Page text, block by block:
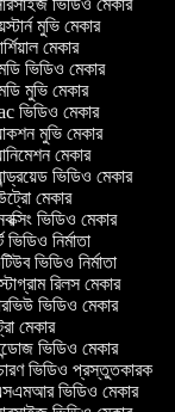
ভিডিও মেকার
মুভি মেকার
মেকার
ভিডিও মেকার
মুভি মেকার
ভিডিও মেকার
মুভি মেকার
মেকার
ভিডিও মেকার
মেকার
ভিডিও মেকার
নির্মাতা
ভিডিও নির্মাতা
রিলস মেকার
ভিডিও মেকার
মেকার
ভিডিও মেকার
ভিডিও প্রস্তুতকারক
ভিডিও মেকার